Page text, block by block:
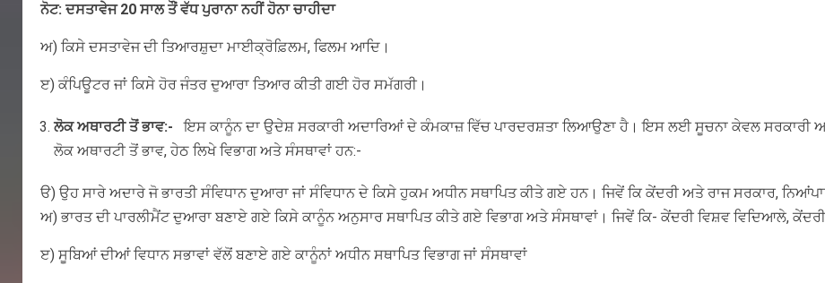
ਨੋਟ: ਦਸਤਾਵੇਜ 20 ਸਾਲ ਤੌਂ ਵੱਧ ਪੁਰਾਨਾ ਨਹੀਂ ਹੋਨਾ ਚਾਹੀਦਾ
ਅ) ਕਿਸੇ ਦਸਤਾਵੇਜ ਦੀ ਤਿਆਰਸ਼ੁਦਾ ਮਾਈਕ੍ਰੋਫ਼ਿਲਮ, ਫਿਲਮ ਆਦਿ।
ੲ) ਕੰਪਿਊਟਰ ਜਾਂ ਕਿਸੇ ਹੋਰ ਜੰਤਰ ਦੁਆਰਾ ਤਿਆਰ ਕੀਤੀ ਗਈ ਹੋਰ ਸਮੱਗਰੀ।
ਲੋਕ ਅਥਾਰਟੀ ਤੋਂ ਭਾਵ:-ਇਸ ਕਾਨੂੰਨ ਦਾ ਉਦੇਸ਼ ਸਰਕਾਰੀ ਅਦਾਰਿਆਂ ਦੇ ਕੰਮਕਾਜ਼ ਵਿੱਚ ਪਾਰਦਰਸ਼ਤਾ ਲਿਆਉਣਾ ਹੈ। ਇਸ ਲਈ ਸੂਚਨਾ ਕੇਵਲ ਸਰਕਾਰੀ
ਲੋਕ ਅਥਾਰਟੀ ਤੋਂ ਭਾਵ, ਹੇਠ ਲਿਖੇ ਵਿਭਾਗ ਅਤੇ ਸੰਸਥਾਵਾਂ ਹਨ:-
ੳ) ਉਹ ਸਾਰੇ ਅਦਾਰੇ ਜੋ ਭਾਰਤੀ ਸੰਵਿਧਾਨ ਦੁਆਰਾ ਜਾਂ ਸੰਵਿਧਾਨ ਦੇ ਕਿਸੇ ਹੁਕਮ ਅਧੀਨ ਸਥਾਪਿਤ ਕੀਤੇ ਗਏ ਹਨ। ਜਿਵੇਂ ਕਿ ਕੇਂਦਰੀ ਅਤੇ ਰਾਜ ਸਰਕਾਰ,
ਅ) ਭਾਰਤ ਦੀ ਪਾਰਲੀਮੈਂਟ ਦੁਆਰਾ ਬਣਾਏ ਗਏ ਕਿਸੇ ਕਾਨੂੰਨ ਅਨੁਸਾਰ ਸਥਾਪਿਤ ਕੀਤੇ ਗਏ ਵਿਭਾਗ ਅਤੇ ਸੰਸਥਾਵਾਂ। ਜਿਵੇਂ ਕਿ- ਕੇਂਦਰੀ ਵਿਸ਼ਵ ਵਿਦਿਆਲੇ,
ੲ) ਸੂਬਿਆਂ ਦੀਆਂ ਵਿਧਾਨ ਸਭਾਵਾਂ ਵੱਲੋਂ ਬਣਾਏ ਗਏ ਕਾਨੂੰਨਾਂ ਅਧੀਨ ਸਥਾਪਿਤ ਵਿਭਾਗ ਜਾਂ ਸੰਸਥਾਵਾਂ